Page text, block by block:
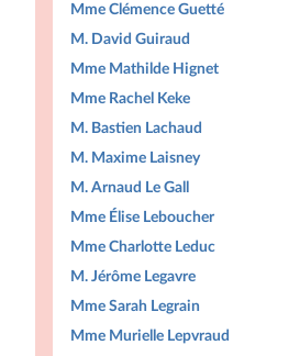
Mme Clémence Guetté
M. David Guiraud
Mme Mathilde Hignet
Mme Rachel Keke
M. Bastien Lachaud
M. Maxime Laisney
M. Arnaud Le Gall
Mme Élise Leboucher
Mme Charlotte Leduc
M. Jérôme Legavre
Mme Sarah Legrain
Mme Murielle Lepvraud